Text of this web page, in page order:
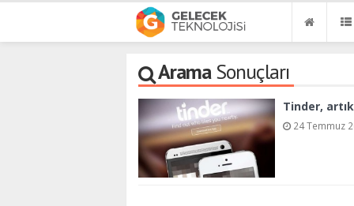
AramaSonuçları
Tinder,
24 Temmuz